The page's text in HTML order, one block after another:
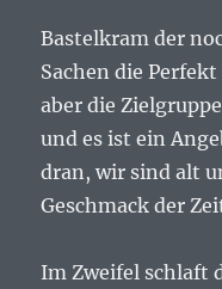
Bastelkram der
Sachen die
aber die
und es ist ein
dran, wir sind alt
Geschmack der
Im Zweifel schlaft